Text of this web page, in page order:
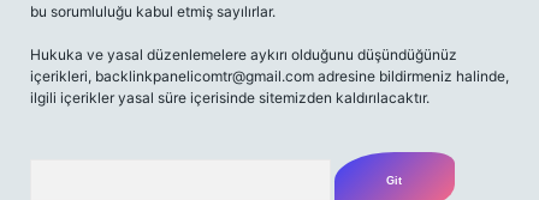
bu sorumluluğu kabul etmiş sayılırlar.
Hukuka ve yasal düzenlemelere aykırı olduğunu düşündüğünüz
içerikleri, backlinkpanelicomtr@gmail.com adresine bildirmeniz halinde,
ilgili içerikler yasal süre içerisinde sitemizden kaldırılacaktır.